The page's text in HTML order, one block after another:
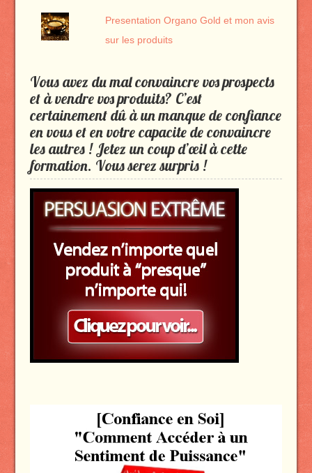
Presentation Organo Gold et mon avis
sur les produits
Vous avez du mal convaincre vos prospects
et à vendre vos produits? C’est
certainement dû à un manque de confiance
en vous et en votre capacite de convaincre
les autres ! Jetez un coup d’œil à cette
formation. Vous serez surpris !